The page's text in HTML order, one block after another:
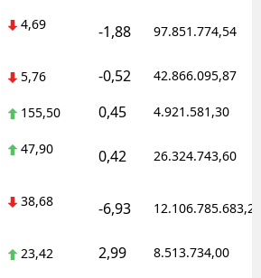
4,69 -1,88 97.851.774,54
5,76 -0,52 42.866.095,87
155,50 0,45 4.921.581,30
47,90 0,42 26.324.743,60
38,68 -6,93 12.106.785.683,20
23,42 2,99 8.513.734,00